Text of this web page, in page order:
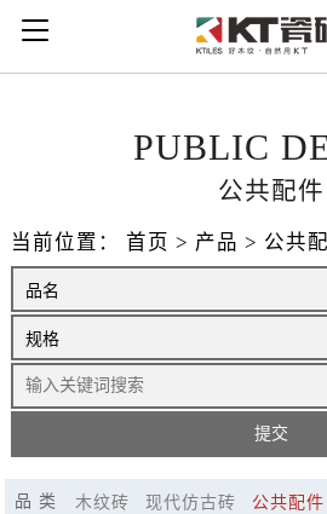
121312
PUBLIC
公共配件
当前位置： 首页 > 产品 > 公共
品 类 木纹砖 现代仿古砖 公共配件